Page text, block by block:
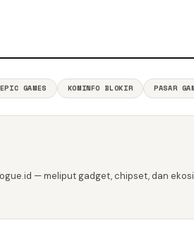
EPIC GAMES KOMINFO BLOKIR PASAR
— meliput gadget, chipset, dan